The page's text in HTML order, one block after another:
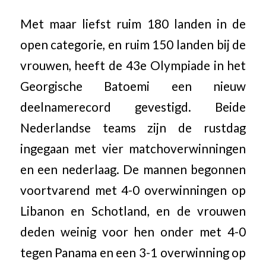
Met maar liefst ruim 180 landen in de
open categorie, en ruim 150 landen bij de
vrouwen, heeft de 43e Olympiade in het
Georgische Batoemi een nieuw
deelnamerecord gevestigd. Beide
Nederlandse teams zijn de rustdag
ingegaan met vier matchoverwinningen
en een nederlaag. De mannen begonnen
voortvarend met 4-0 overwinningen op
Libanon en Schotland, en de vrouwen
deden weinig voor hen onder met 4-0
tegen Panama en een 3-1 overwinning op